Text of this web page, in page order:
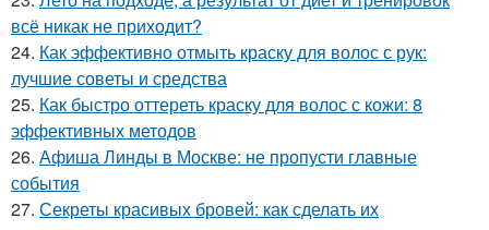
всё никак не приходит?
24. Как эффективно отмыть краску для волос с рук:
лучшие советы и средства
25. Как быстро оттереть краску для волос с кожи: 8
эффективных методов
26. Афиша Линды в Москве: не пропусти главные
события
27. Секреты красивых бровей: как сделать их